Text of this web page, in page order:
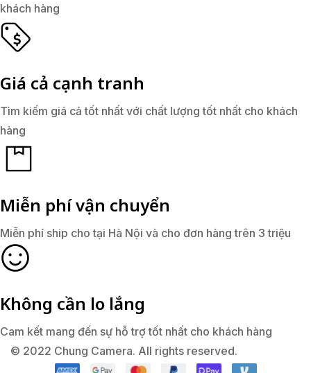
khách hàng
Giá cả cạnh tranh
Tìm kiếm giá cả tốt nhất với chất lượng tốt nhất cho khách
hàng
Miễn phí vận chuyển
Miễn phí ship cho tại Hà Nội và cho đơn hàng trên 3 triệu
Không cần lo lắng
Cam kết mang đến sự hỗ trợ tốt nhất cho khách hàng
© 2022 Chung Camera. All rights reserved.